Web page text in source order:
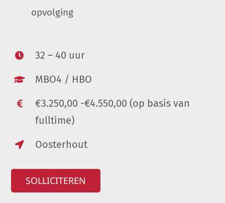
opvolging
32 – 40 uur
MBO4 / HBO
€3.250,00 -€4.550,00 (op basis van
fulltime)
Oosterhout
SOLLICITEREN